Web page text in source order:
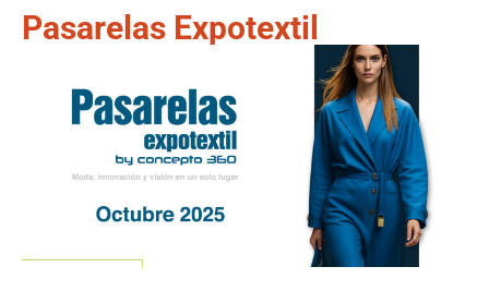
Pasarelas Expotextil